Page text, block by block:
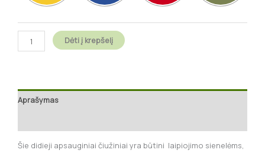
Dėti į krepšelį
Aprašymas
Šie didieji apsauginiai čiužiniai yra būtini laipiojimo sienelėms,